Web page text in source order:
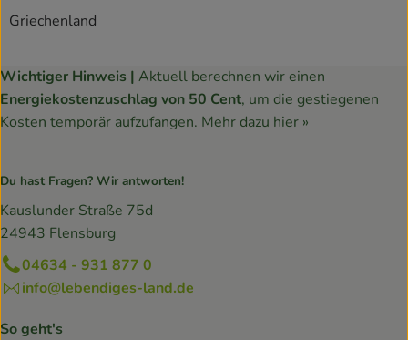
Griechenland
Wichtiger Hinweis | Aktuell berechnen wir einen
Energiekostenzuschlag von 50 Cent, um die gestiegenen
Kosten temporär aufzufangen. Mehr dazu hier »
Du hast Fragen? Wir antworten!
Kauslunder Straße 75d
24943 Flensburg
04634 - 931 877 0
info@lebendiges-land.de
So geht's